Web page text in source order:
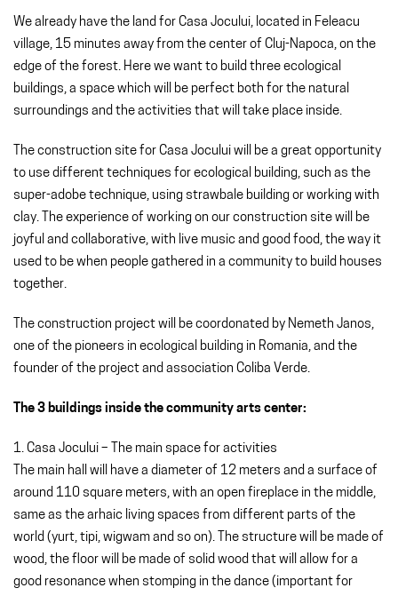
We already have the land for Casa Jocului, located in Feleacu
village, 15 minutes away from the center of Cluj-Napoca, on the
edge of the forest. Here we want to build three ecological
buildings, a space which will be perfect both for the natural
surroundings and the activities that will take place inside.
The construction site for Casa Jocului will be a great opportunity
to use different techniques for ecological building, such as the
super-adobe technique, using strawbale building or working with
clay. The experience of working on our construction site will be
joyful and collaborative, with live music and good food, the way it
used to be when people gathered in a community to build houses
together.
The construction project will be coordonated by Nemeth Janos,
one of the pioneers in ecological building in Romania, and the
founder of the project and association Coliba Verde.
The 3 buildings inside the community arts center:
1. Casa Jocului – The main space for activities
The main hall will have a diameter of 12 meters and a surface of
around 110 square meters, with an open fireplace in the middle,
same as the arhaic living spaces from different parts of the
world (yurt, tipi, wigwam and so on). The structure will be made of
wood, the floor will be made of solid wood that will allow for a
good resonance when stomping in the dance (important for